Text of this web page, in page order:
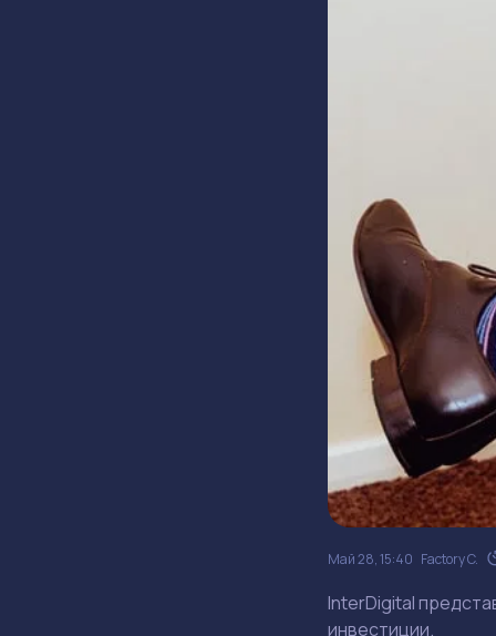
Май 28, 15:40 Factory C.
InterDigital
инвестиции.